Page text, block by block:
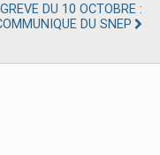
GREVE DU 10 OCTOBRE :
DU SNEP